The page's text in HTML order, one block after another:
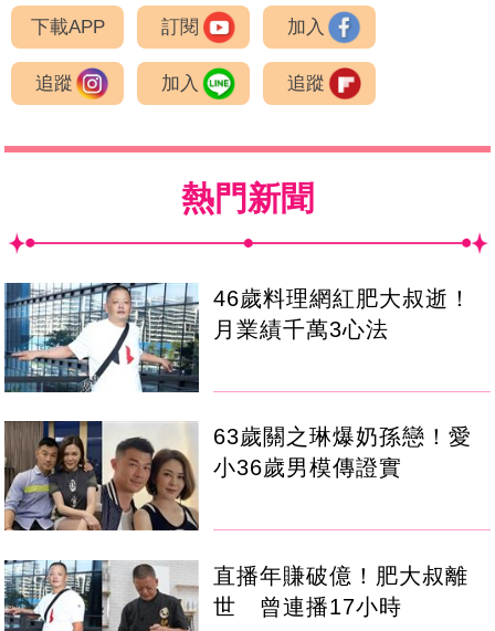
下載APP 訂閱 加入
追蹤 加入 追蹤
熱門新聞
46歲料理網紅肥大叔逝！
月業績千萬3心法
63歲關之琳爆奶孫戀！愛
小36歲男模傳證實
直播年賺破億！肥大叔離
世 曾連播17小時